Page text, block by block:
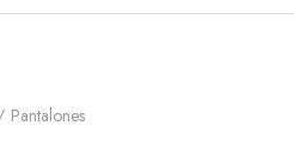
Pantalones